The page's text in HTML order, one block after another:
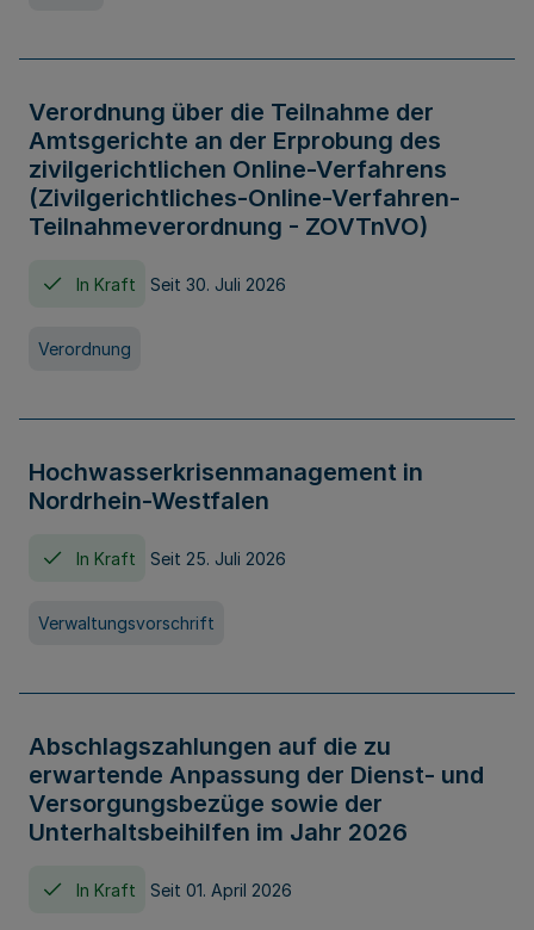
Verordnung über die Teilnahme der
Amtsgerichte an der Erprobung des
zivilgerichtlichen Online-Verfahrens
(Zivilgerichtliches-Online-Verfahren-
Teilnahmeverordnung - ZOVTnVO)
In Kraft Seit 30. Juli 2026
Verordnung
Hochwasserkrisenmanagement in
Nordrhein-Westfalen
In Kraft Seit 25. Juli 2026
Verwaltungsvorschrift
Abschlagszahlungen auf die zu
erwartende Anpassung der Dienst- und
Versorgungsbezüge sowie der
Unterhaltsbeihilfen im Jahr 2026
In Kraft Seit 01. April 2026